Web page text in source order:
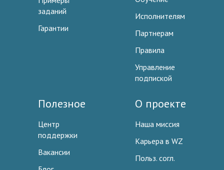
заданий
Гарантии
Исполнителям
Партнерам
Правила
Управление
подпиской
Полезное
Центр
поддержки
Вакансии
О проекте
Наша миссия
Карьера в WZ
Польз. согл.